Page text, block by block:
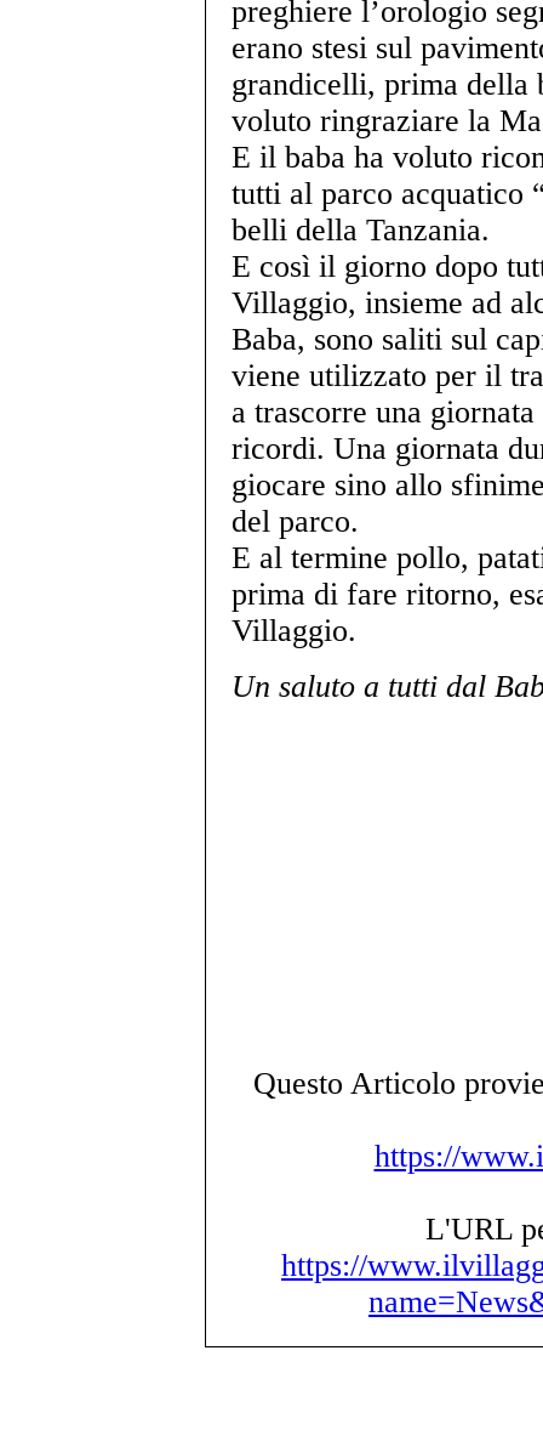
preghiere l’orologio
erano stesi sul
grandicelli, prima della
voluto ringraziare la
E il baba ha voluto
tutti al parco acquatico
belli della Tanzania.
E così il giorno dopo
Villaggio, insieme ad
Baba, sono saliti sul
viene utilizzato per il
a trascorre una
ricordi. Una giornata
giocare sino allo
del parco.
E al termine pollo,
prima di fare ritorno,
Villaggio.
Un saluto a tutti dal
Questo Articolo
https://
L'URL
https://